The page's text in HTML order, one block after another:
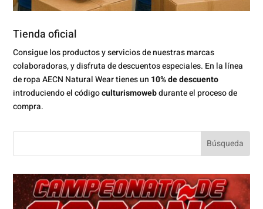
Tienda oficial
Consigue los productos y servicios de nuestras marcas
colaboradoras, y disfruta de descuentos especiales. En la línea
de ropa AECN Natural Wear tienes un 10% de descuento
introduciendo el códigoculturismowebdurante el proceso de
compra.